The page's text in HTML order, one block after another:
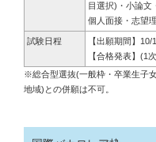
目選択)・小論
個人面接・志望
試験日程
【出願期間】
【合格発表】(1
※総合型選抜(一般枠・卒業生子
地域)との併願は不可。